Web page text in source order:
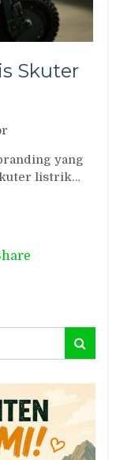
Skuter
yang
listrik…
Search